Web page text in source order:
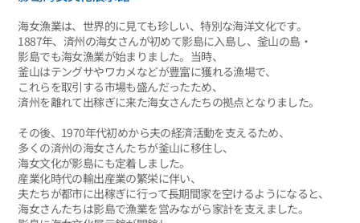
海女漁業は、世界的に見ても珍しい、特別な海洋文化です。
1887年、済州の海女さんが初めて影島に入島し、釜山の島・
影島でも海女漁業が始まりました。当時、
釜山はテングサやワカメなどが豊富に獲れる漁場で、
これらを取引する市場も盛んだったため、
済州を離れて出稼ぎに来た海女さんたちの拠点となりました。
その後、1970年代初めから夫の経済活動を支えるため、
多くの済州の海女さんたちが釜山に移住し、
海女文化が影島にも定着しました。
産業化時代の輸出産業の繁栄に伴い、
夫たちが都市に出稼ぎに行って長期間家を空けるようになると、
海女さんたちは影島で漁業を営みながら家計を支えました。